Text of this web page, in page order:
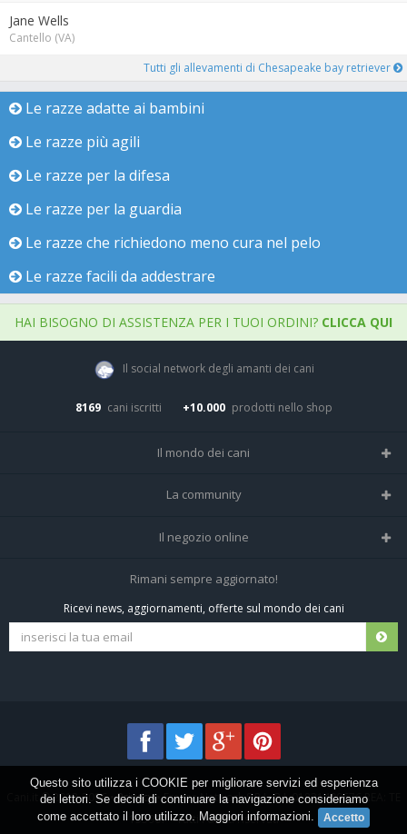
Jane Wells
Cantello (VA)
Tutti gli allevamenti di Chesapeake bay retriever
Le razze adatte ai bambini
Le razze più agili
Le razze per la difesa
Le razze per la guardia
Le razze che richiedono meno cura nel pelo
Le razze facili da addestrare
HAI BISOGNO DI ASSISTENZA PER I TUOI ORDINI? CLICCA QUI
Il social network degli amanti dei cani
8169 cani iscritti +10.000 prodotti nello shop
Il mondo dei cani
Tutte le razze
La community
Home
Tutti i cani iscritti
Il negozio online
Negozio per cani
Spedizioni e resi
Rimani sempre aggiornato!
Ricevi news, aggiornamenti, offerte sul mondo dei cani
Cani.it © 2013-2026 •Privacy•Frezza Network S.R.L. P.I. 01821400676 REA: TE
155907 - Tutti i diritti riservati
Questo sito utilizza i COOKIE per migliorare servizi ed esperienza
dei lettori. Se decidi di continuare la navigazione consideriamo
come accettato il loro utilizzo. Maggiori informazioni.